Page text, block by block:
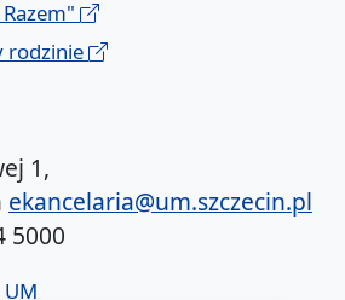
rodzinie
1,
ekancelaria@um.szczecin.pl
5000